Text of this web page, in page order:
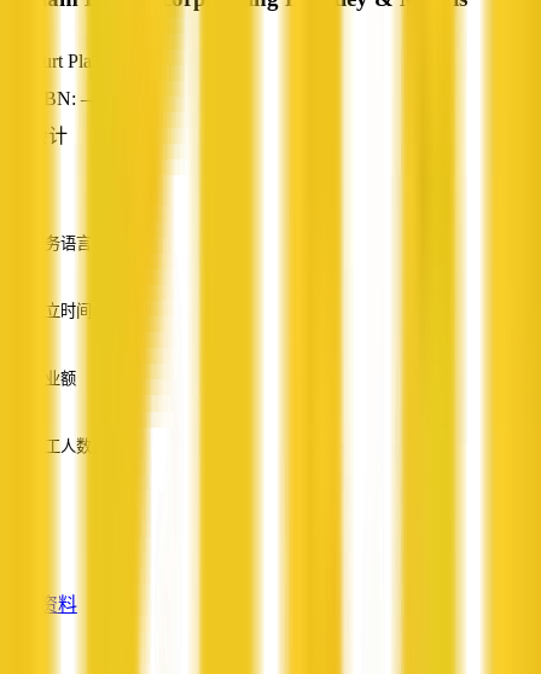
Burt Plain, NT
ABN: —
会计
服务语言
成立时间
营业额
员工人数
查看资料